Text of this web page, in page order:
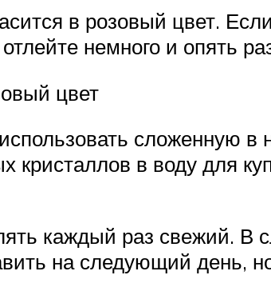
в розовый цвет.
немного и опять
цвет
сложенную в
кристаллов в воду для
каждый раз свежий. В
на следующий день,